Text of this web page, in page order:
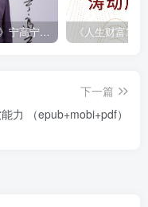
《三生万物》宁高宁（epub+mobi+azw3+pdf）
下一篇
力 （epub+mobi+pdf）